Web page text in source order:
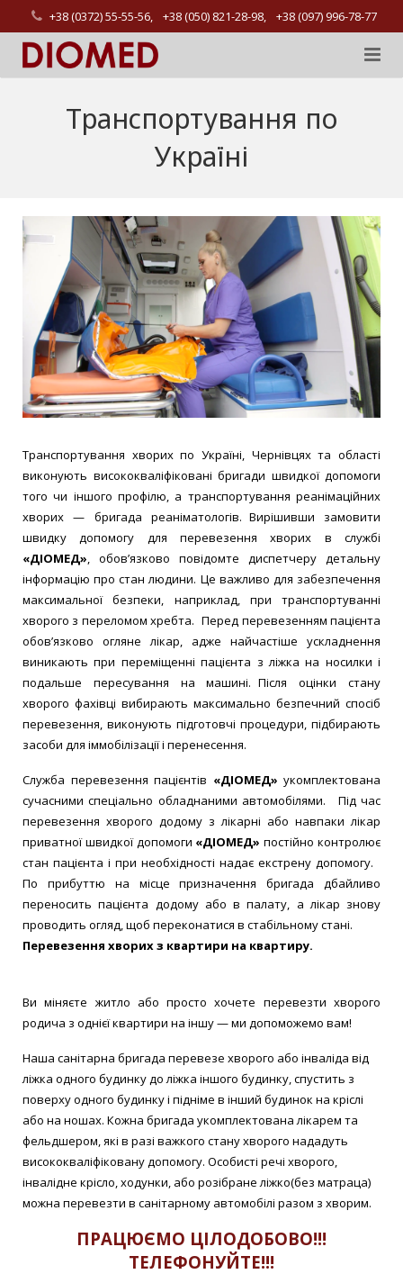
+38 (0372) 55-55-56, +38 (050) 821-28-98, +38 (097) 996-78-77
Екстренна допомога
Консультації
Відгуки
Контакти
Транспортування по
Україні
Транспортування хворих по Україні, Чернівцях та області
виконують висококваліфіковані бригади швидкої допомоги
того чи іншого профілю, а транспортування реанімаційних
хворих — бригада реаніматологів. Вирішивши замовити
швидку допомогу для перевезення хворих в службі
«ДІОМЕД», обов’язково повідомте диспетчеру детальну
інформацію про стан людини. Це важливо для забезпечення
максимальної безпеки, наприклад, при транспортуванні
хворого з переломом хребта. Перед перевезенням пацієнта
обов’язково огляне лікар, адже найчастіше ускладнення
виникають при переміщенні пацієнта з ліжка на носилки і
подальше пересування на машині. Після оцінки стану
хворого фахівці вибирають максимально безпечний спосіб
перевезення, виконують підготовчі процедури, підбирають
засоби для іммобілізації і перенесення.
Служба перевезення пацієнтів «ДІОМЕД» укомплектована
сучасними спеціально обладнаними автомобілями. Під час
перевезення хворого додому з лікарні або навпаки лікар
приватної швидкої допомоги «ДІОМЕД» постійно контролює
стан пацієнта і при необхідності надає екстрену допомогу.
По прибуттю на місце призначення бригада дбайливо
переносить пацієнта додому або в палату, а лікар знову
проводить огляд, щоб переконатися в стабільному стані.
Перевезення хворих з квартири на квартиру.
Ви міняєте житло або просто хочете перевезти хворого
родича з однієї квартири на іншу — ми допоможемо вам!
Наша санітарна бригада перевезе хворого або інваліда від
ліжка одного будинку до ліжка іншого будинку, спустить з
поверху одного будинку і підніме в інший будинок на кріслі
або на ношах. Кожна бригада укомплектована лікарем та
фельдшером, які в разі важкого стану хворого нададуть
висококваліфіковану допомогу. Особисті речі хворого,
інвалідне крісло, ходунки, або розібране ліжко(без матраца)
можна перевезти в санітарному автомобілі разом з хворим.
ПРАЦЮЄМО ЦІЛОДОБОВО!!!
ТЕЛЕФОНУЙТЕ!!!